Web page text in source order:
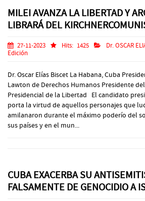
MILEI AVANZA LA LIBERTAD Y
LIBRARÁ DEL
27-11-2023 Hits: 1425 Dr. OSCAR
Edición
Dr. Oscar Elías Biscet La Habana, Cuba
Lawton de Derechos Humanos Presidente
Presidencial de la Libertad El candidato
porta la virtud de aquellos personajes que
amilanaron durante el máximo poderío del
sus países y en el mun...
CUBA EXACERBA SU
FALSAMENTE DE GENOCIDIO A